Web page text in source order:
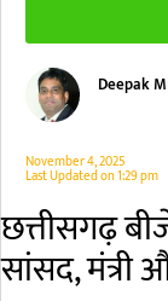
Deepak
November 4, 2025
Last Updated on1:29 pm
छत्तीसगढ़
सांसद, मंत्री